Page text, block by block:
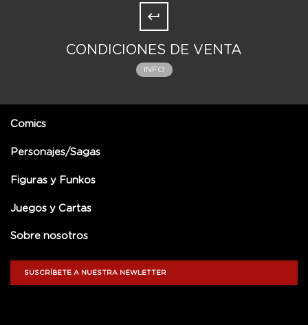
CONDICIONES DE VENTA
INFO
Comics
Personajes/Sagas
Figuras y Funkos
Juegos y Cartas
Sobre nosotros
SUSCRÍBETE A NUESTRA NEWLETTER